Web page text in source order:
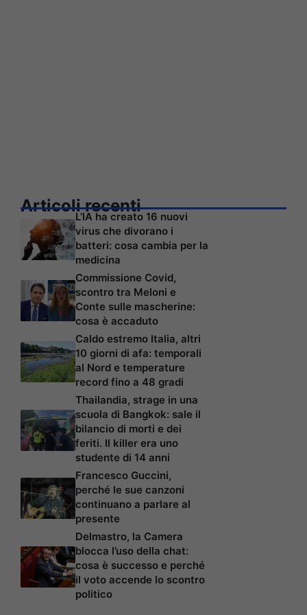
Articoli recenti
L’IA ha creato 16 nuovi
virus che divorano i
batteri: cosa cambia per la
medicina
Commissione Covid,
scontro tra Meloni e
Conte sulle mascherine:
cosa è accaduto
Caldo estremo Italia, altri
10 giorni di afa: temporali
al Nord e temperature
record fino a 48 gradi
Thailandia, strage in una
scuola di Bangkok: sale il
bilancio di morti e dei
feriti. Il killer era uno
studente di 14 anni
Francesco Guccini,
perché le sue canzoni
continuano a parlare al
presente
Delmastro, la Camera
blocca l’uso della chat:
cosa è successo e perché
il voto accende lo scontro
politico